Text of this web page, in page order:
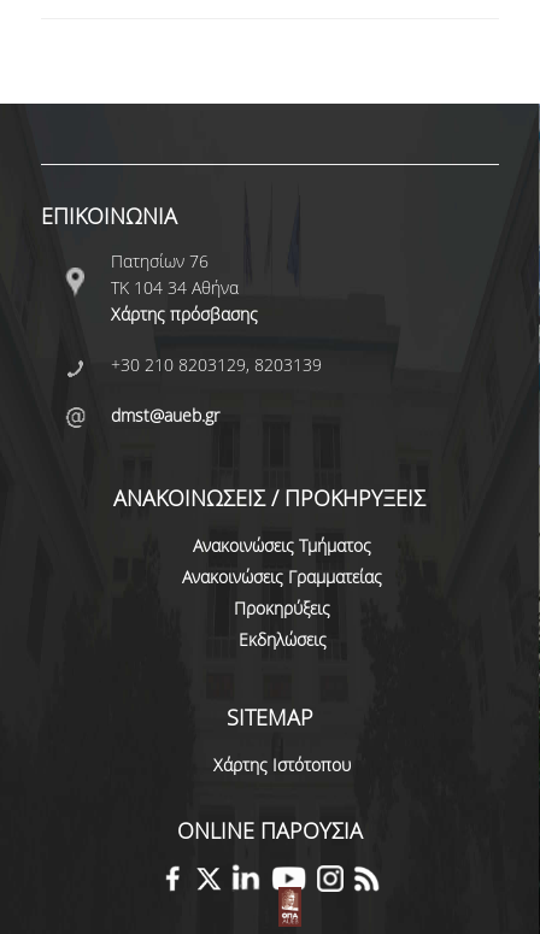
ΠΡΟΓΡΑΜΜΑΤΑ ΜΕΤΑΠΤΥΧΙΑΚΩΝ ΣΠΟΥΔΩΝ
ΔΙΔΑΚΤΟΡΙΚΟ ΠΡΟΓΡΑΜΜΑ
ΔΙΔΑΚΤΟΡΕΣ ΤΟΥ ΤΜΗΜΑΤΟΣ
ΥΠΟΨΗΦΙΟΙ ΔΙΔΑΚΤΟΡΕΣ
ΕΡΕΥΝΗΤΙΚΑ ΣΕΜΙΝΑΡΙΑ
ΠΡΟΓΡΑΜΜΑ ERASMUS+
ΤΜΗΜΑ
ΣΥΝΕΡΓΑΖΟΜΕΝΑ ΠΑΝΕΠΙΣΤΗΜΙΑ
ΑΝΑΚΟΙΝΩΣΕΙΣ ΠΡΟΓΡΑΜΜΑΤΟΣ
ΕΓΓΡΑΦΑ - ΧΡΗΣΙΜΟΙ ΣΥΝΔΕΣΜΟΙ
ΔΙΑΣΦΑΛΙΣΗ ΠΟΙΟΤΗΤΑΣ
ΠΟΛΙΤΙΚΗ ΔΙΑΣΦΑΛΙΣΗΣ ΠΟΙΟΤΗΤΑΣ
ΔΕΔΟΜΕΝΑ ΠΟΙΟΤΗΤΑΣ
ΕΠΙΚΟΙΝΩΝΙΑ
Πατησίων 76
ΤΚ 104 34 Αθήνα
Χάρτης πρόσβασης
+30 210 8203129, 8203139
dmst@aueb.gr
ΑΝΑΚΟΙΝΩΣΕΙΣ / ΠΡΟΚΗΡΥΞΕΙΣ
Ανακοινώσεις Τμήματος
Ανακοινώσεις Γραμματείας
Προκηρύξεις
Εκδηλώσεις
SITEMAP
Χάρτης Ιστότοπου
ONLINE ΠΑΡΟΥΣΙΑ